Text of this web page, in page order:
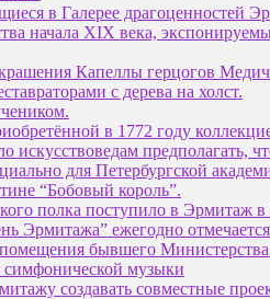
в Галерее драгоценностей
начала XIX века,
Капеллы герцогов
с дерева на холст.
в 1772 году
искусствоведам
для Петербургской
“Бобовый король”.
полка поступило в Эрмитаж
Эрмитажа” ежегодно
бывшего
симфонической музыки
создавать совместные